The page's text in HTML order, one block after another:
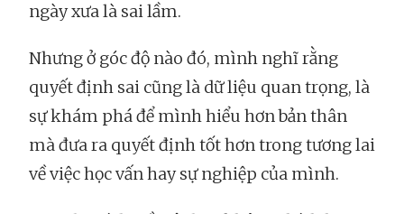
ngày xưa là sai lầm.
Nhưng ở góc độ nào đó, mình nghĩ rằng
quyết định sai cũng là dữ liệu quan trọng, là
sự khám phá để mình hiểu hơn bản thân
mà đưa ra quyết định tốt hơn trong tương lai
về việc học vấn hay sự nghiệp của mình.